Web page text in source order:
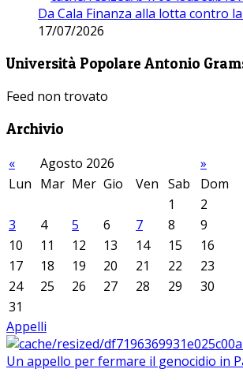
Da Cala Finanza alla lotta contro
17/07/2026
Università Popolare Antonio
Feed non trovato
Archivio
« Agosto 2026
»
Lun Mar Mer Gio Ven Sab
Dom
1
2
3
4 5 6 7 8
9
10
11 12 13 14 15
16
17
18 19 20 21 22
23
24
25 26 27 28 29
30
31
Appelli
Un appello per fermare il genocidio in